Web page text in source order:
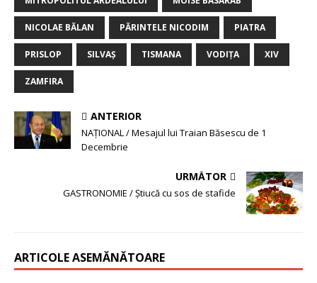
NICOLAE BĂLAN PĂRINTELE NICODIM PIATRA
PRISLOP SILVAŞ TISMANA VODIŢA XIV
ZAMFIRA
ANTERIOR
NAŢIONAL / Mesajul lui Traian Băsescu de 1
Decembrie
URMĂTOR
GASTRONOMIE / Ştiucă cu sos de stafide
ARTICOLE ASEMĂNĂTOARE